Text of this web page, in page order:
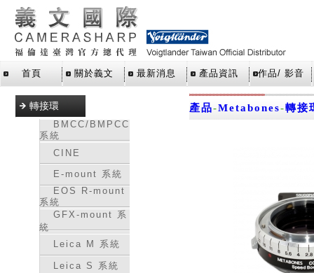
首頁 關於義文 最新消息 產品資訊 作品/ 影音
轉接環
BMCC/BMPCC
系統
CINE
E-mount 系統
EOS R-mount
系統
GFX-mount 系
統
Leica M 系統
Leica S 系統
產品-Metabones-轉接